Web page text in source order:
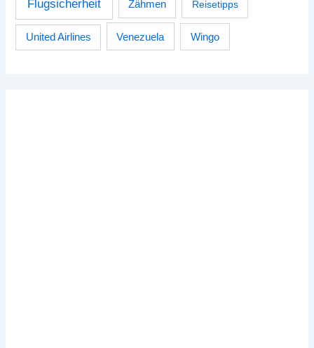
Flugsicherheit Zähmen Reisetipps
United Airlines Venezuela Wingo